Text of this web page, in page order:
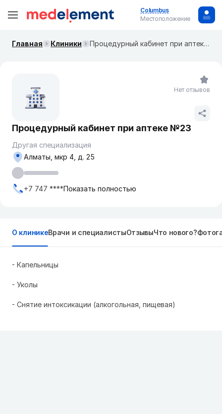
Columbus
Местоположение
Главная Клиники Процедурный кабинет при аптеке №23
Процедурный кабинет при аптеке №23
Другая специализация
Алматы, мкр 4, д. 25
+7 747 ****Показать полностью
Нет отзывов
О клиникеВрачи и специалистыОтзывыЧто нового?
- Капельницы
- Уколы
- Снятие интоксикации (алкогольная, пищевая)